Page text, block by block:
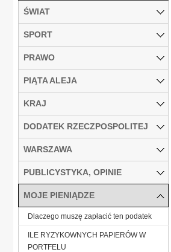
ŚWIAT
SPORT
PRAWO
PIĄTA ALEJA
KRAJ
DODATEK RZECZPOSPOLITEJ
WARSZAWA
PUBLICYSTYKA, OPINIE
MOJE PIENIĄDZE
Dlaczego muszę zapłacić ten podatek
ILE RYZYKOWNYCH PAPIERÓW W
PORTFELU